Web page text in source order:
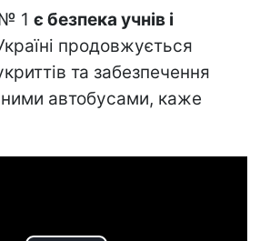
1 є безпека учнів і
продовжується
та забезпечення
автобусами, каже